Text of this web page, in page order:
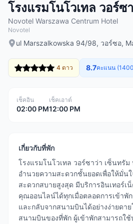
โรงแรมโนโวเทล วอร์ซ
Novotel Warszawa Centrum Hotel
Novotel
ul Marszalkowska 94/98, วอร์ซอ,
4 ดาว 8.7คะแนน
เช็คอิน
02:00 PM
เช็คเอาต์
12:00 PM
เกี่ยวกับที่พัก
โรงแรมโนโวเทล วอร์ซาว่า เซ็นทรัม
อำนวยความสะดวกชั้นยอดเพื่อให้มั่น
สะดวกสบายสูงสุด มีบริการอินเทอร์เ
คุณออนไลน์ได้ทุกเมื่อตลอดการเข้าพั
และกลับจากสนามบินได้อย่างง่ายดา
สนามบินของที่พัก ผู้เข้าพักสามารถใ